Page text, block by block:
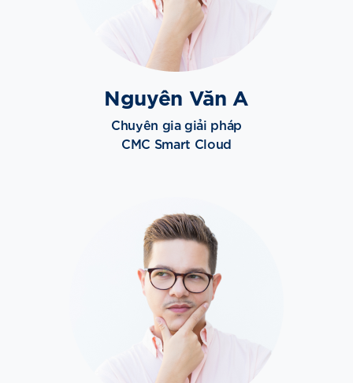
Nguyên Văn A
Chuyên gia giải pháp
CMC Smart Cloud